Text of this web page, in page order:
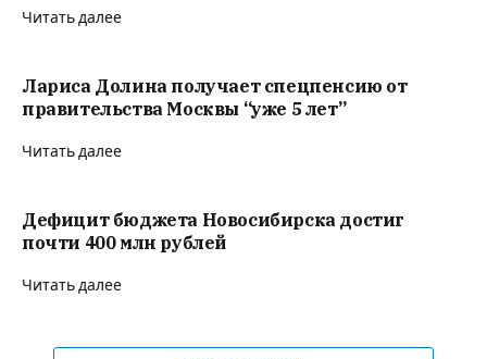
Читать далее
Лариса Долина получает спецпенсию от
правительства Москвы “уже 5 лет”
Читать далее
Дефицит бюджета Новосибирска достиг
почти 400 млн рублей
Читать далее